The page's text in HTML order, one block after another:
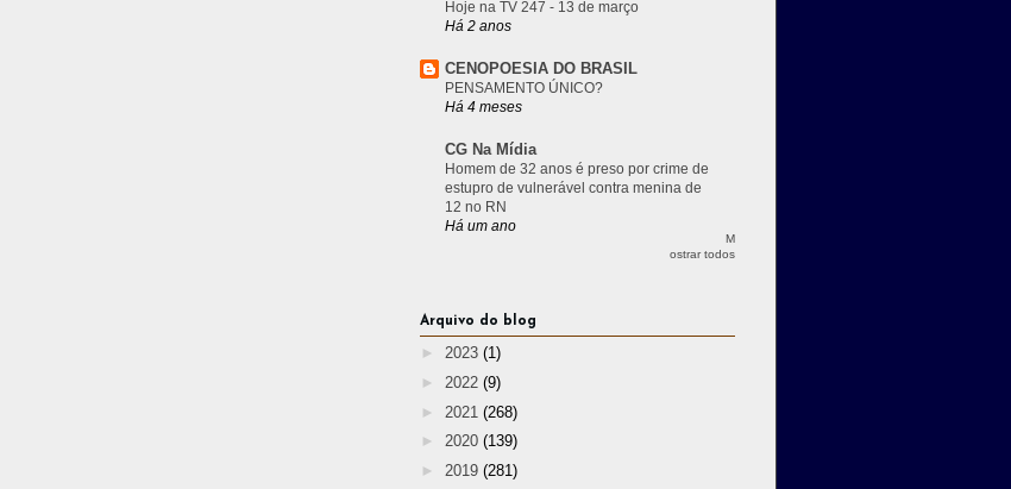
Hoje na TV 247 - 13 de março
Há 2 anos
CENOPOESIA DO BRASIL
PENSAMENTO ÚNICO?
Há 4 meses
CG Na Mídia
Homem de 32 anos é preso por crime de
estupro de vulnerável contra menina de
12 no RN
Há um ano
M
ostrar todos
Arquivo do blog
► 2023 (1)
► 2022 (9)
► 2021 (268)
► 2020 (139)
► 2019 (281)